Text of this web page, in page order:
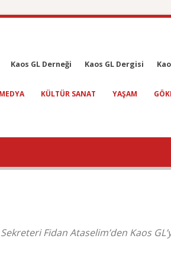
Kaos GL Derneği Kaos GL Dergisi
MEDYA KÜLTÜR SANAT YAŞAM
Fidan Ataselim’den Kaos